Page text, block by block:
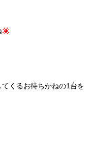
くるお待ちかねの1台を